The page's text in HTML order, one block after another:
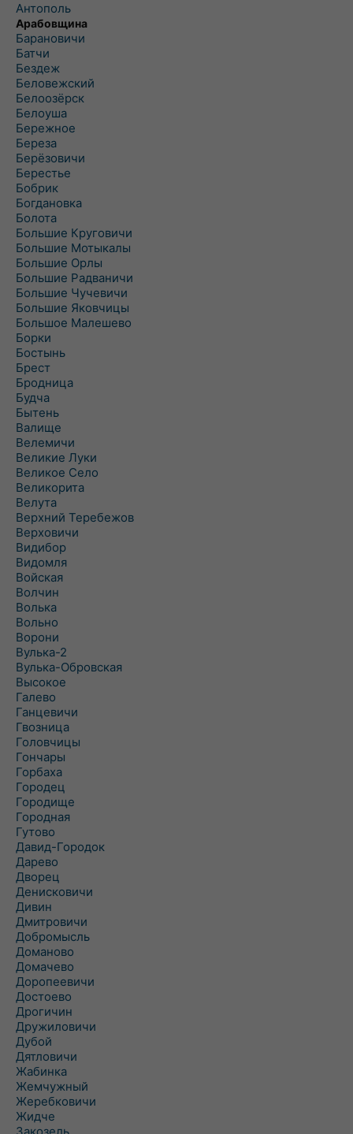
Антополь
Арабовщина
Барановичи
Батчи
Бездеж
Беловежский
Белоозёрск
Белоуша
Бережное
Береза
Берёзовичи
Берестье
Бобрик
Богдановка
Болота
Большие Круговичи
Большие Мотыкалы
Большие Орлы
Большие Радваничи
Большие Чучевичи
Большие Яковчицы
Большое Малешево
Борки
Бостынь
Брест
Бродница
Будча
Бытень
Валище
Велемичи
Великие Луки
Великое Село
Великорита
Велута
Верхний Теребежов
Верховичи
Видибор
Видомля
Войская
Волчин
Волька
Вольно
Ворони
Вулька-2
Вулька-Обровская
Высокое
Галево
Ганцевичи
Гвозница
Головчицы
Гончары
Горбаха
Городец
Городище
Городная
Гутово
Давид-Городок
Дарево
Дворец
Денисковичи
Дивин
Дмитровичи
Добромысль
Доманово
Домачево
Доропеевичи
Достоево
Дрогичин
Дружиловичи
Дубой
Дятловичи
Жабинка
Жемчужный
Жеребковичи
Жидче